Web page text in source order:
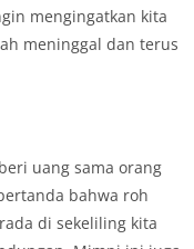
mengingatkan kita
meninggal dan terus
uang sama orang
bahwa roh
di sekeliling kita